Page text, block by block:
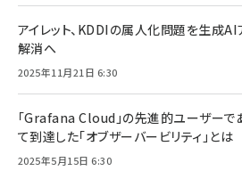
アイレット、KDDIの属人化問題を生成
解消へ
2025年11月21日 6:30
「Grafana Cloud」の先進的ユーザー
て到達した「オブザーバービリティ」とは
2025年5月15日 6:30